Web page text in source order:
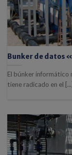
Bunker de datos
El búnker informático
tiene radicado en el